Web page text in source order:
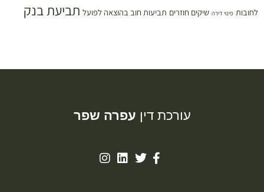
לחובות פינוי דירה שיקים חוזרים תביעות חוב בהוצאה לפועל תביעת בנק
עורכת דין עפרה שפר